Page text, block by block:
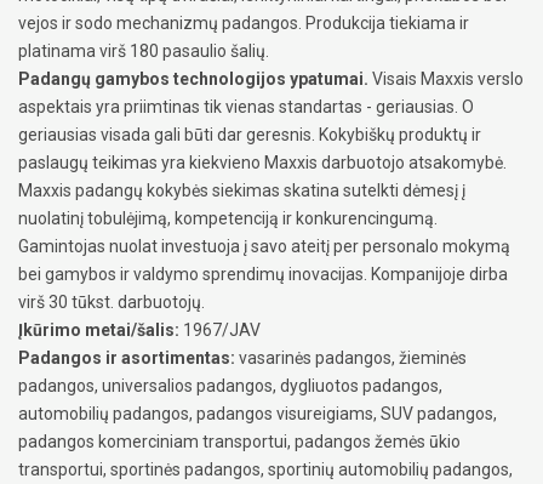
vejos ir sodo mechanizmų padangos. Produkcija tiekiama ir
platinama virš 180 pasaulio šalių.
Padangų gamybos technologijos ypatumai. Visais Maxxis verslo
aspektais yra priimtinas tik vienas standartas - geriausias. O
geriausias visada gali būti dar geresnis. Kokybiškų produktų ir
paslaugų teikimas yra kiekvieno Maxxis darbuotojo atsakomybė.
Maxxis padangų kokybės siekimas skatina sutelkti dėmesį į
nuolatinį tobulėjimą, kompetenciją ir konkurencingumą.
Gamintojas nuolat investuoja į savo ateitį per personalo mokymą
bei gamybos ir valdymo sprendimų inovacijas. Kompanijoje dirba
virš 30 tūkst. darbuotojų.
Įkūrimo metai/šalis: 1967/JAV
Padangos ir asortimentas: vasarinės padangos, žieminės
padangos, universalios padangos, dygliuotos padangos,
automobilių padangos, padangos visureigiams, SUV padangos,
padangos komerciniam transportui, padangos žemės ūkio
transportui, sportinės padangos, sportinių automobilių padangos,